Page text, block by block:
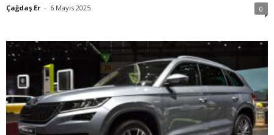
Çağdaş Er - 6 Mayıs 2025 0